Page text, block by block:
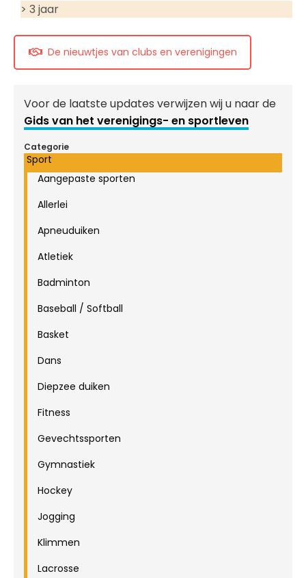
> 3 jaar
De nieuwtjes van clubs en verenigingen
Voor de laatste updates verwijzen wij u naar de
Gids van het verenigings- en sportleven
Categorie
Sport
Aangepaste sporten
Allerlei
Apneuduiken
Atletiek
Badminton
Baseball / Softball
Basket
Dans
Diepzee duiken
Fitness
Gevechtssporten
Gymnastiek
Hockey
Jogging
Klimmen
Lacrosse